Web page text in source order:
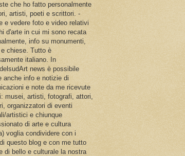
che ho fatto personalmente
artisti, poeti e scrittori. -
e vedere foto e video relativi
d'arte in cui mi sono recata
info su monumenti,
chiese. Tutto è
italiano. In
news è possibile
anche info e notizie di
e note da me ricevute
musei, artisti, fotografi, attori,
organizzatori di eventi
artistici e chiunque
di arte e cultura
voglia condividere con i
questo blog e con me tutto
di bello e culturale la nostra